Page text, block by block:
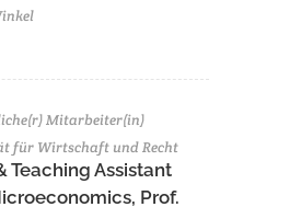
Mitarbeiter(in)
für Wirtschaft und Recht
Teaching Assistant
Prof.